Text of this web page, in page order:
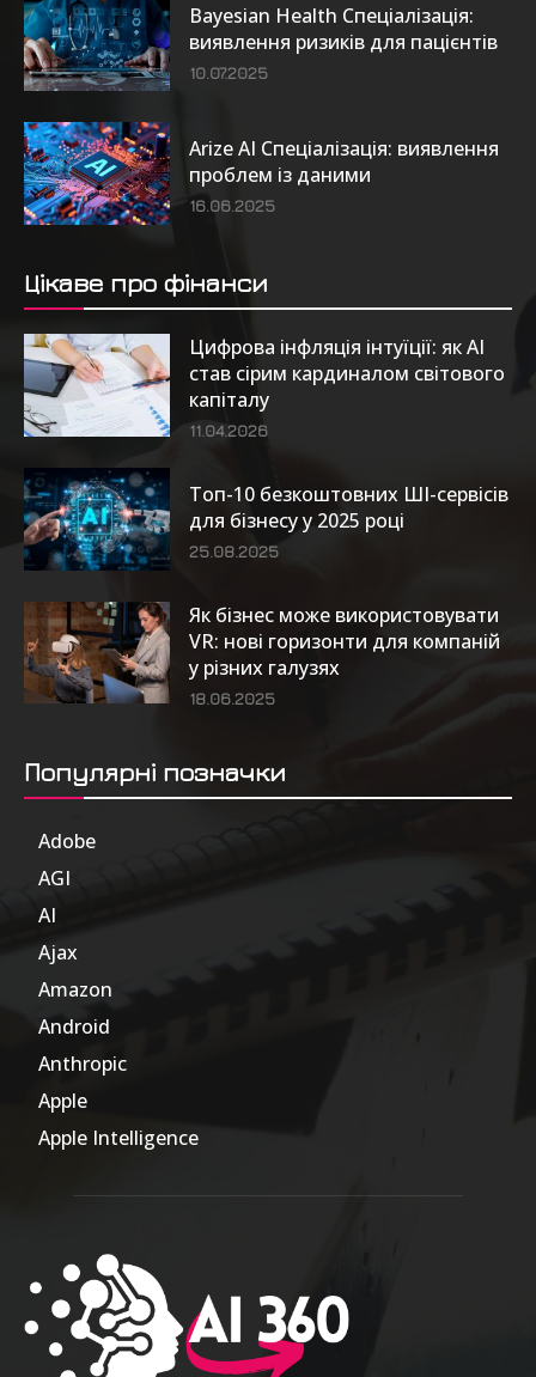
Bayesian Health Спеціалізація:
виявлення ризиків для пацієнтів
10.07.2025
Arize AI Спеціалізація: виявлення
проблем із даними
16.06.2025
Цікаве про фінанси
Цифрова інфляція інтуїції: як AI
став сірим кардиналом світового
капіталу
11.04.2026
Топ-10 безкоштовних ШІ-сервісів
для бізнесу у 2025 році
25.08.2025
Як бізнес може використовувати
VR: нові горизонти для компаній
у різних галузях
18.06.2025
Популярні позначки
Adobe
AGI
AI
Ajax
Amazon
Android
Anthropic
Apple
Apple Intelligence